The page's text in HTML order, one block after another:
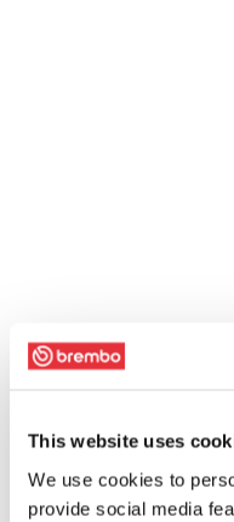
This website uses
We use cookies to
provide social media